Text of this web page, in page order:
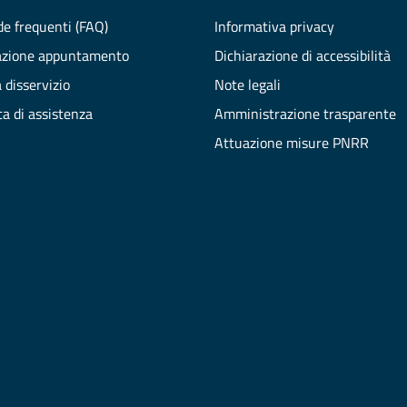
frequenti (FAQ)
appuntamento
disservizio
di assistenza
Informativa privacy
Dichiarazione di accessibilità
Note legali
Amministrazione trasparente
Attuazione misure PNRR